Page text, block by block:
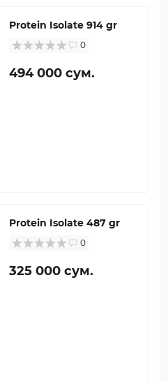
Protein Isolate 914 gr
0
494 000 сум.
Protein Isolate 487 gr
0
325 000 сум.